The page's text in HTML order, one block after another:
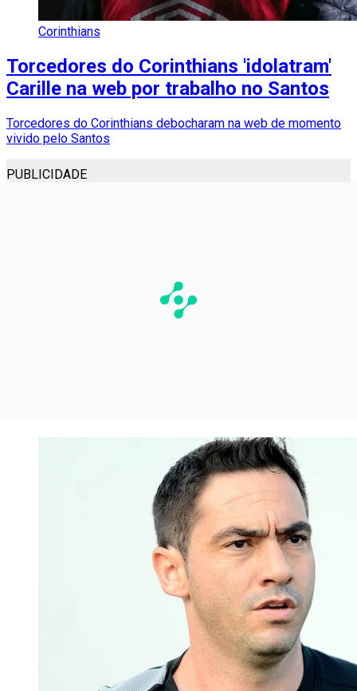
Corinthians
Torcedores do Corinthians 'idolatram'
Carille na web por trabalho no Santos
Torcedores do Corinthians debocharam na web de momento
vivido pelo Santos
PUBLICIDADE